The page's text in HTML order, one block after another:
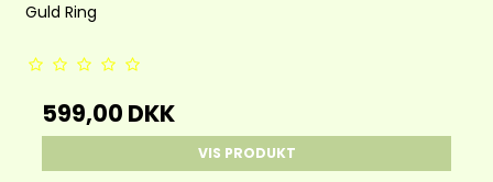
Guld Ring
599,00 DKK
VIS PRODUKT